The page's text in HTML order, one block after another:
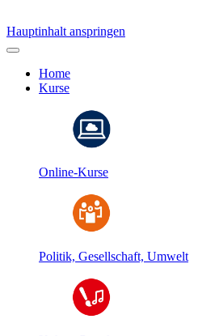
Hauptinhalt anspringen
Home
Kurse
Online-Kurse
Politik, Gesellschaft, Umwelt